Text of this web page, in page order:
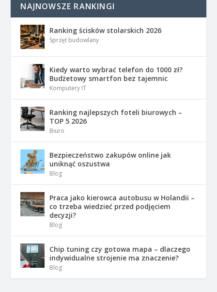
NAJNOWSZE RANKINGI
Ranking ścisków stolarskich 2026
Sprzęt budowlany
Kiedy warto wybrać telefon do 1000 zł?
Budżetowy smartfon bez tajemnic
Komputery IT
Ranking najlepszych foteli biurowych –
TOP 5 2026
Biuro
Bezpieczeństwo zakupów online jak
uniknąć oszustwa
Blog
Praca jako kierowca autobusu w Holandii –
co trzeba wiedzieć przed podjęciem
decyzji?
Blog
Chip tuning czy gotowa mapa – dlaczego
indywidualne strojenie ma znaczenie?
Blog